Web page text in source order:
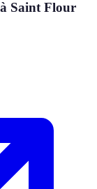
Saint Flour